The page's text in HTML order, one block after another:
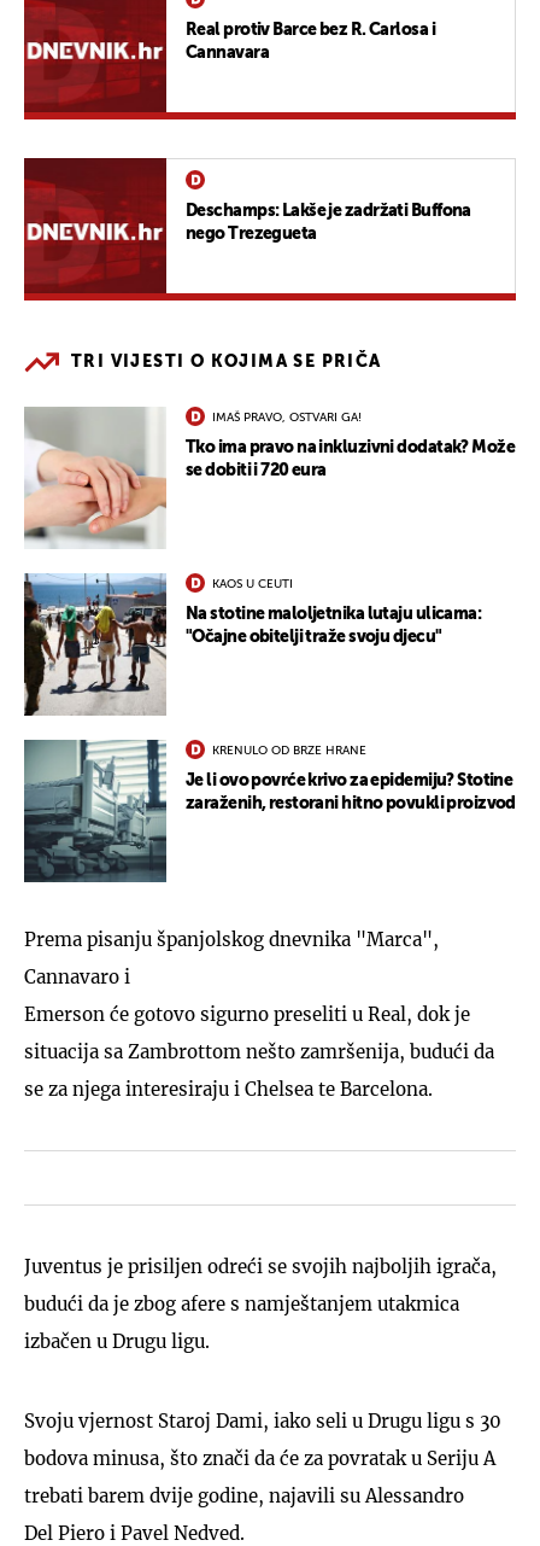
Real protiv Barce bez R. Carlosa i
Cannavara
Deschamps: Lakše je zadržati Buffona
nego Trezegueta
TRI VIJESTI O KOJIMA SE PRIČA
IMAŠ PRAVO, OSTVARI GA!
Tko ima pravo na inkluzivni dodatak? Može
se dobiti i 720 eura
KAOS U CEUTI
Na stotine maloljetnika lutaju ulicama:
"Očajne obitelji traže svoju djecu"
KRENULO OD BRZE HRANE
Je li ovo povrće krivo za epidemiju? Stotine
zaraženih, restorani hitno povukli proizvod
Prema pisanju španjolskog dnevnika "Marca",
Cannavaro i
Emerson će gotovo sigurno preseliti u Real, dok je
situacija sa Zambrottom nešto zamršenija, budući da
se za njega interesiraju i Chelsea te Barcelona.
Juventus je prisiljen odreći se svojih najboljih igrača,
budući da je zbog afere s namještanjem utakmica
izbačen u Drugu ligu.
Svoju vjernost Staroj Dami, iako seli u Drugu ligu s 30
bodova minusa, što znači da će za povratak u Seriju A
trebati barem dvije godine, najavili su Alessandro
Del Piero i Pavel Nedved.